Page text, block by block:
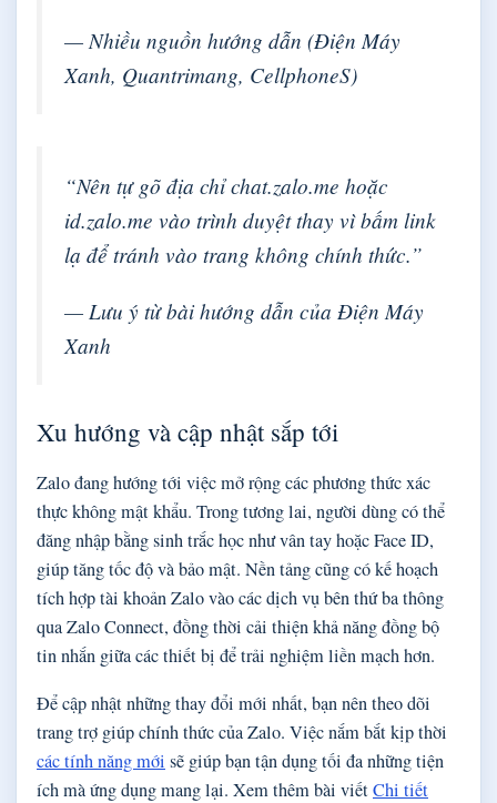
— Nhiều nguồn hướng dẫn (Điện Máy
Xanh, Quantrimang, CellphoneS)
“Nên tự gõ địa chỉ chat.zalo.me hoặc
id.zalo.me vào trình duyệt thay vì bấm link
lạ để tránh vào trang không chính thức.”
— Lưu ý từ bài hướng dẫn của Điện Máy
Xanh
Xu hướng và cập nhật sắp tới
Zalo đang hướng tới việc mở rộng các phương thức xác
thực không mật khẩu. Trong tương lai, người dùng có thể
đăng nhập bằng sinh trắc học như vân tay hoặc Face ID,
giúp tăng tốc độ và bảo mật. Nền tảng cũng có kế hoạch
tích hợp tài khoản Zalo vào các dịch vụ bên thứ ba thông
qua Zalo Connect, đồng thời cải thiện khả năng đồng bộ
tin nhắn giữa các thiết bị để trải nghiệm liền mạch hơn.
Để cập nhật những thay đổi mới nhất, bạn nên theo dõi
trang trợ giúp chính thức của Zalo. Việc nắm bắt kịp thời
các tính năng mới sẽ giúp bạn tận dụng tối đa những tiện
ích mà ứng dụng mang lại. Xem thêm bài viếtChi tiết